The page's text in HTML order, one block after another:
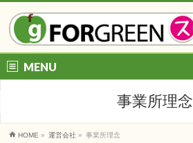
MENU
事業所理念
HOME » 運営会社 » 事業所理念